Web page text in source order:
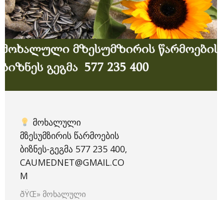
ᲛᲝᲮᲐᲚᲣᲚᲘ
ᲛᲖᲔᲡᲣᲛᲖᲘᲠᲘᲡ ᲬᲐᲠᲛᲝᲔᲑᲘᲡ
ᲑᲘᲖᲜᲔᲡ-ᲒᲔᲒᲛᲐ 577 235 400,
CAUMEDNET@GMAIL.CO
M
ðŸŒ» მოხალული